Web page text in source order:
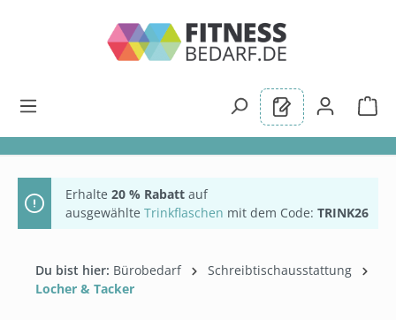
Erhalte 20 % Rabatt auf
ausgewählte Trinkflaschen mit dem Code: TRINK26
Du bist hier: Bürobedarf
Schreibtischausstattung
Locher & Tacker